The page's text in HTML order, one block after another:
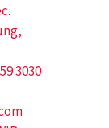
3030